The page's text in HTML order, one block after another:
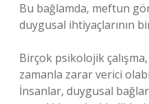
Bu bağlamda, meftun
duygusal ihtiyaçlarının
Birçok psikolojik çalışma,
zamanla zarar verici
İnsanlar, duygusal